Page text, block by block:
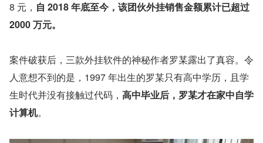
8 元， 自 2018 年底至今，该团伙外挂销售金额累计已超过
2000 万元。
案件破获后，三款外挂软件的神秘作者罗某露出了真容。令
人意想不到的是，1997 年出生的罗某只有高中学历，且学
生时代并没有接触过代码， 高中毕业后，罗某才在家中自学
计算机。